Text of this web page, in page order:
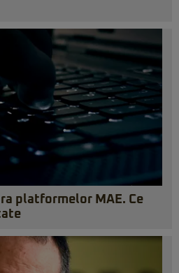
platformelor MAE. Ce